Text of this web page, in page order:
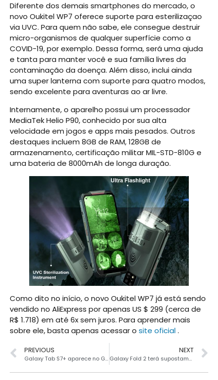
Diferente dos demais smartphones do mercado, o
novo Oukitel WP7 oferece suporte para esterilizaçao
via UVC. Para quem não sabe, ele consegue destruir
micro-organismos de qualquer superfície como a
COVID-19, por exemplo. Dessa forma, será uma ajuda
e tanta para manter você e sua família livres da
contaminação da doença. Além disso, inclui ainda
uma super lanterna com suporte para quatro modos,
sendo excelente para aventuras ao ar livre.
Internamente, o aparelho possui um processador
MediaTek Helio P90, conhecido por sua alta
velocidade em jogos e apps mais pesados. Outros
destaques incluem 8GB de RAM, 128GB de
armazenamento, certificação militar MIL-STD-810G e
uma bateria de 8000mAh de longa duração.
Como dito no início, o novo Oukitel WP7 já está sendo
vendido no AliExpress por apenas US $ 299 (cerca de
R$ 1.718) em até 6x sem juros. Para aprender mais
sobre ele, basta apenas acessar o site oficial.
PREVIOUS
Galaxy Tab S7+ aparece no Geekbench com Snapdragon 865
NEXT
Galaxy Fold 2 terá supostamente uma tela de 7.7″ dobrável